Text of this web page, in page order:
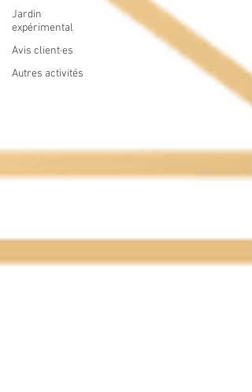
Jardin
expérimental
Avis client·es
Autres activités